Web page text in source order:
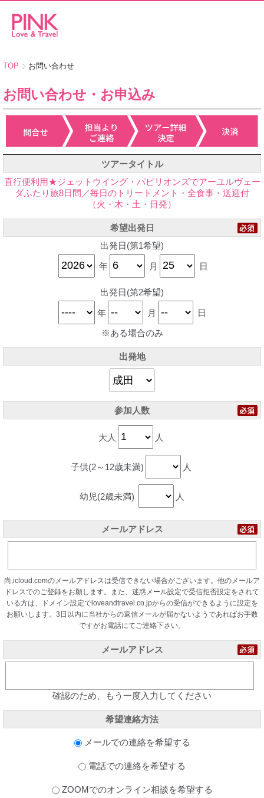
TOP お問い合わせ
お問い合わせ・お申込み
ツアータイトル
直行便利用★ジェットウイング・パビリオンズでアーユルヴェー
ダふたり旅8日間／毎日のトリートメント・全食事・送迎付
（火・木・土・日発）
希望出発日
出発日(第1希望)
年 月 日
出発日(第2希望)
年 月 日
※ある場合のみ
出発地
参加人数
大人 人
子供(2～12歳未満) 人
幼児(2歳未満) 人
メールアドレス
尚,icloud.comのメールアドレスは受信できない場合がございます。他のメールア
ドレスでのご登録をお願します。また、迷惑メール設定で受信拒否設定をされて
いる方は、ドメイン設定でloveandtravel.co.jpからの受信ができるように設定を
お願いします。3日以内に当社からの返信メールが届かないようであればお手数
ですがお電話にてご連絡下さい。
メールアドレス
確認のため、もう一度入力してください
希望連絡方法
メールでの連絡を希望する
電話での連絡を希望する
ZOOMでのオンライン相談を希望する